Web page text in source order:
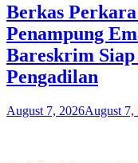
Berkas
Penampung
Bareskrim
Pengadilan
August 7, 2026August 7,